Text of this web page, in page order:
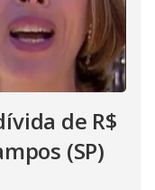
de R$
(SP)